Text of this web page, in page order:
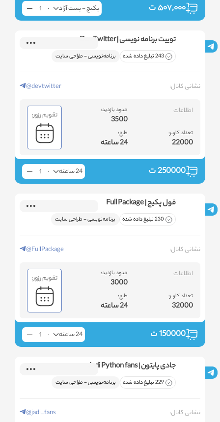
۵۰۷,۰۰۰ت پکیج - پست آزاد
توییت برنامه نویسی | DevTwitter
243 تبلیغ داده شده برنامه‌نویسی - طراحی سایت
نشانی کانال: @devtwitter
اطلاعات
تعداد کاربر:
22000
حدود بازدید:
3500
طرح:
24 ساعته
تقویم رزور:
250000ت 24 ساعته
فول پکیج | Full Package
230 تبلیغ داده شده برنامه‌نویسی - طراحی سایت
نشانی کانال: @FullPackage
اطلاعات
تعداد کاربر:
32000
حدود بازدید:
3000
طرح:
24 ساعته
تقویم رزور:
150000ت 24 ساعته
جادی پایتون | Jadi Python fans
229 تبلیغ داده شده برنامه‌نویسی - طراحی سایت
نشانی کانال: @jadi_fans